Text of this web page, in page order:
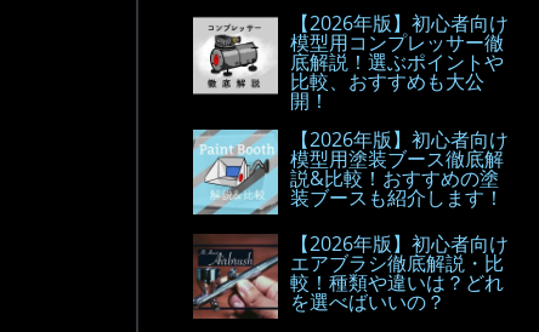
【2026年版】初心者向け
模型用コンプレッサー徹
底解説！選ぶポイントや
比較、おすすめも大公
開！
【2026年版】初心者向け
模型用塗装ブース徹底解
説&比較！おすすめの塗
装ブースも紹介します！
【2026年版】初心者向け
エアブラシ徹底解説・比
較！種類や違いは？どれ
を選べばいいの？